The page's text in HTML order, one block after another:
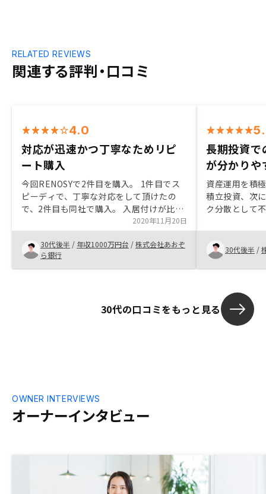
関連する評判・口コミ
RELATED REVIEWS
4.0
対応が迅速かつ丁寧なためリピ
ート購入
今回RENOSYで2件目を購入。 1件目でス
ピーディで、丁寧な対応をして頂けたの
で、2件目も同社で購入。 入居付けが比較
的しやすい物件を選定している事や、利益
分も上乗せされている事から仲介物件に比
べ物件価格は相応に高いものの、駅近築浅
の物件を取り扱っている事から、安心して
長期保有用に購入出来ました。 契約まで
った点か少し残念です。迅速な対応で進め
ーションをして行く上でもう少し詳細な条
件を入力して算出しやすくしてもらえると
嬉しいです。
2020年11月20日
30代後半 / 年収1000万円台 /株式会社あおぞ
ら銀行
長期投資で
が分かりや
資産運用を積
積立投資、次
ク分散として
動産投資のリ
で、リスク回
30代後半 /
30代の口コミをもっと見る
オーナーインタビュー
OWNER INTERVIEWS